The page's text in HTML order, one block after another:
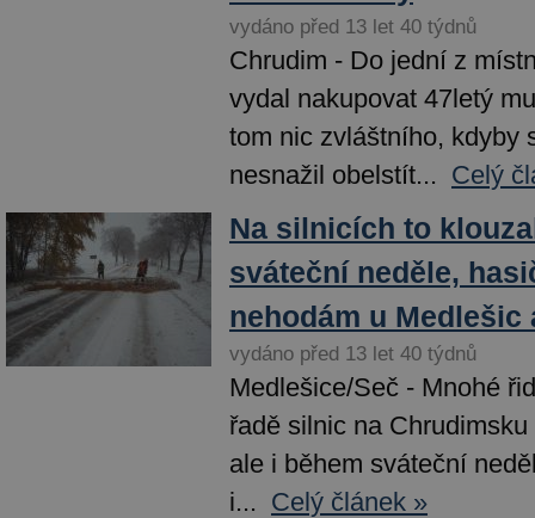
vydáno před 13 let 40 týdnů
Chrudim - Do jední z
vydal nakupovat 47letý
tom nic zvláštního, kdyby
nesnažil obelstít... Celý
Na silnicích to
sváteční neděle,
nehodám u Medlešic
vydáno před 13 let 40 týdnů
Medlešice/Seč - Mnohé
řadě silnic na
ale i během sváteční
i... Celý článek »